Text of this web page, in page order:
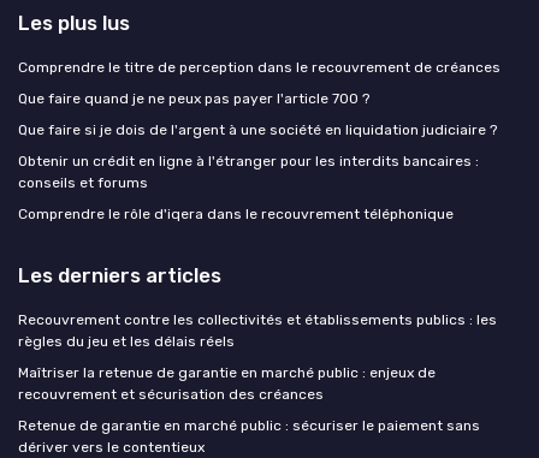
Les plus lus
Comprendre le titre de perception dans le recouvrement de créances
Que faire quand je ne peux pas payer l'article 700 ?
Que faire si je dois de l'argent à une société en liquidation judiciaire ?
Obtenir un crédit en ligne à l'étranger pour les interdits bancaires :
conseils et forums
Comprendre le rôle d'iqera dans le recouvrement téléphonique
Les derniers articles
Recouvrement contre les collectivités et établissements publics : les
règles du jeu et les délais réels
Maîtriser la retenue de garantie en marché public : enjeux de
recouvrement et sécurisation des créances
Retenue de garantie en marché public : sécuriser le paiement sans
dériver vers le contentieux